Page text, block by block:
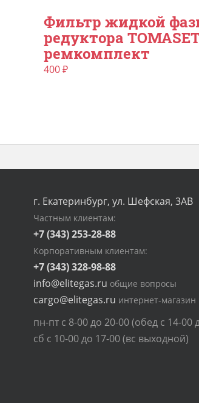
Фильтр жидкой
редуктора
ремкомплект
400₽
г. Екатеринбург, ул. Шефская, 3АВ
Частным клиентам:
+7 (343) 253-28-88
Корпоративным клиентам:
+7 (343) 328-98-88
info@elitegas.ru общие вопросы
cargo@elitegas.ru интернет-магазин
пн-пт с 8-00 до 20-00 (обед с 14-00
сб с 10-00 до 17-00 (вс выходной)